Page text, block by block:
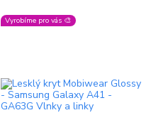
Vyrobíme pro vás 🎨